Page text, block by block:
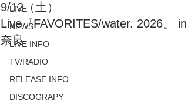
LIVE
NEWS
LIVE INFO
TV/RADIO
RELEASE INFO
DISCOGRAPY
9/12（土）
Live『FAVORITES/water. 2026』 in
奈良